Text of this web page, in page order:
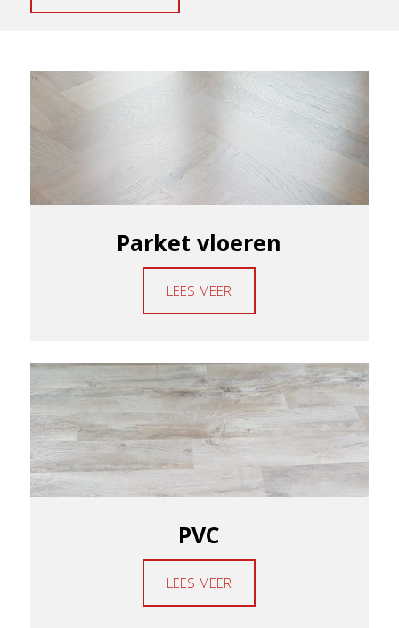
Parket vloeren
LEES MEER
PVC
LEES MEER